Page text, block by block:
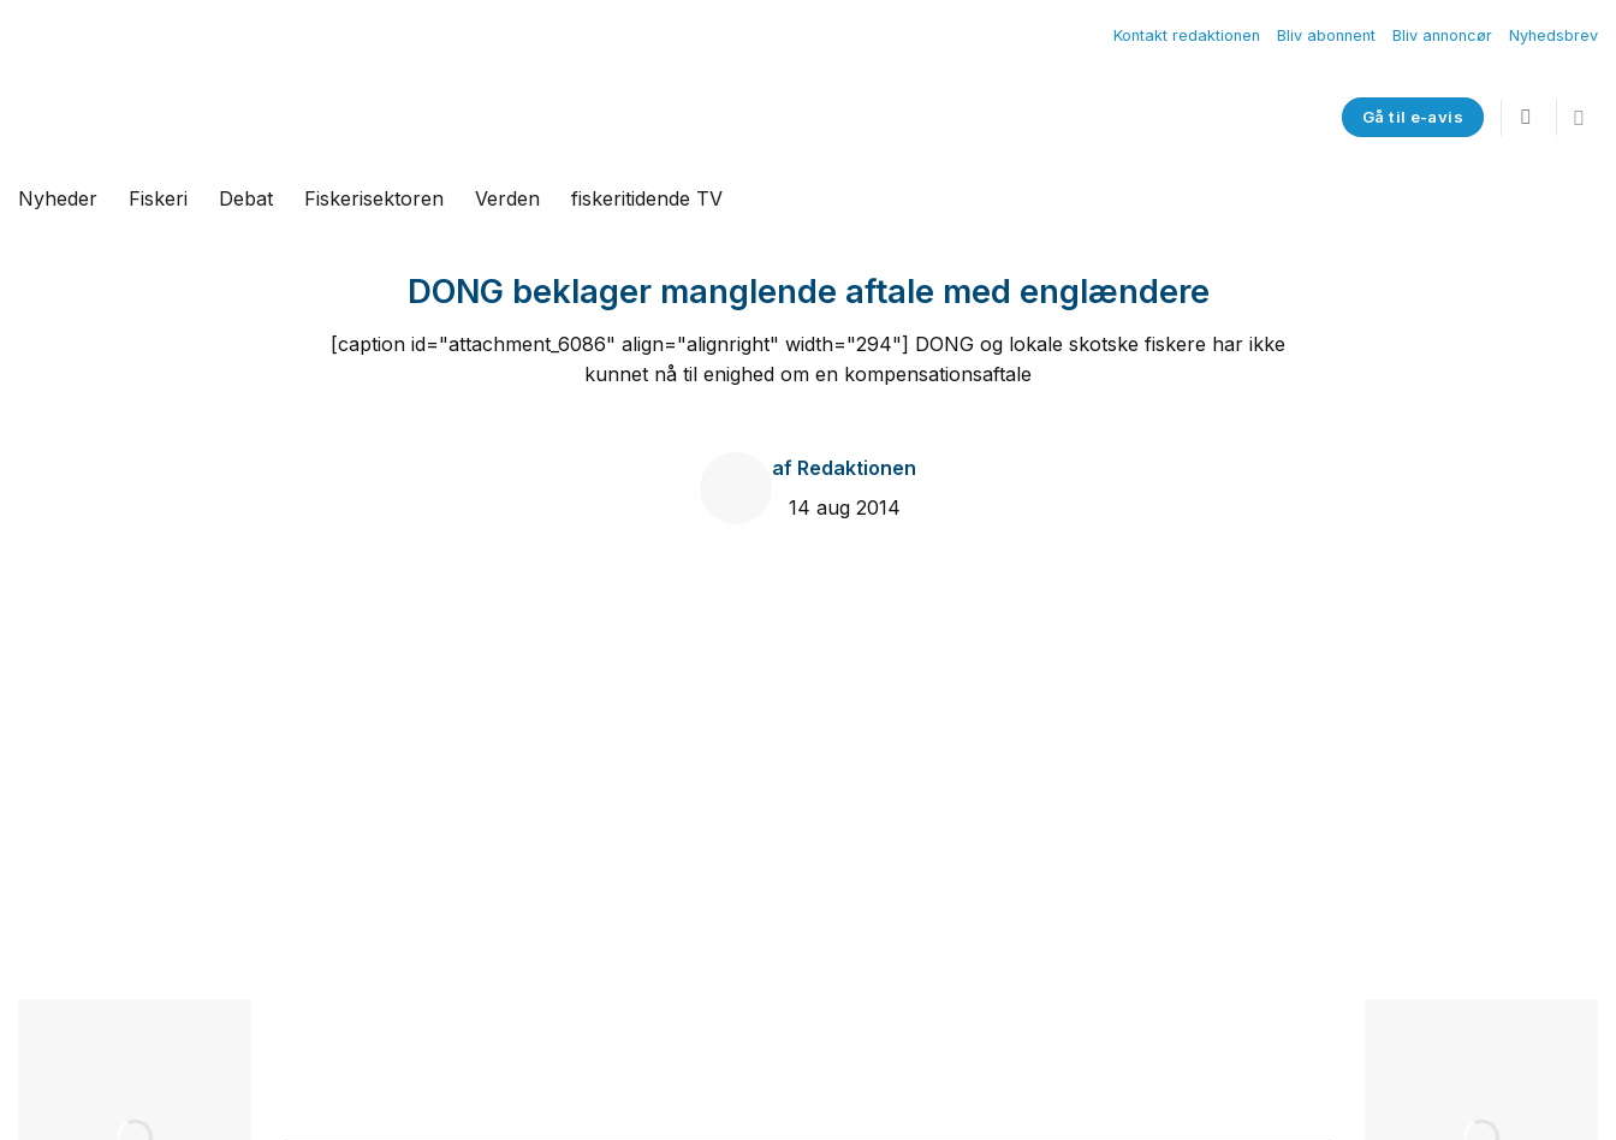
Kontakt redaktionen Bliv abonnent Bliv annoncør Nyhedsbrev
Gå til e-avis
Nyheder Fiskeri Debat Fiskerisektoren Verden fiskeritidende TV
DONG beklager manglende aftale med englændere
[caption id="attachment_6086" align="alignright" width="294"] DONG og lokale skotske fiskere har ikke
kunnet nå til enighed om en kompensationsaftale
af Redaktionen
14 aug 2014